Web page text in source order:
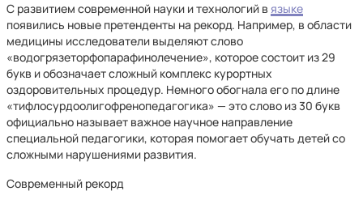
С развитием современной науки и технологий в языке
появились новые претенденты на рекорд. Например, в области
медицины исследователи выделяют слово
«водогрязеторфопарафинолечение», которое состоит из 29
букв и обозначает сложный комплекс курортных
оздоровительных процедур. Немного обогнала его по длине
«тифлосурдоолигофренопедагогика» — это слово из 30 букв
официально называет важное научное направление
специальной педагогики, которая помогает обучать детей со
сложными нарушениями развития.
Современный рекорд